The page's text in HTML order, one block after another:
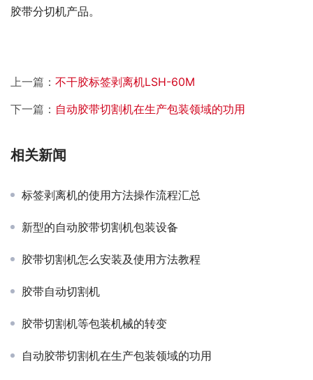
胶带分切机产品。
上一篇： 不干胶标签剥离机LSH-60M
下一篇： 自动胶带切割机在生产包装领域的功用
相关新闻
标签剥离机的使用方法操作流程汇总
新型的自动胶带切割机包装设备
胶带切割机怎么安装及使用方法教程
胶带自动切割机
胶带切割机等包装机械的转变
自动胶带切割机在生产包装领域的功用